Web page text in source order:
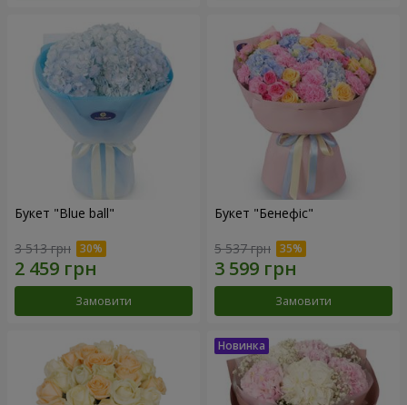
Букет "Blue ball"
3 513 грн
Замовити
Букет "Бенефіс"
5 537 грн
Замовити